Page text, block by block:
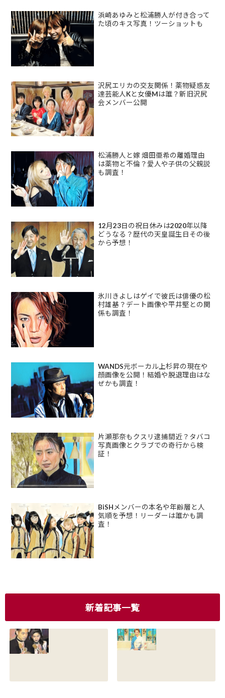
浜崎あゆみと松浦勝人が付き合って
た頃のキス写真！ツーショットも
沢尻エリカの交友関係！薬物疑惑友
達芸能人Kと女優Mは誰？新旧沢尻
会メンバー公開
松浦勝人と嫁 畑田亜希の離婚理由
は薬物と不倫？愛人や子供の父親説
も調査！
12月23日の祝日休みは2020年以降
どうなる？歴代の天皇誕生日その後
から予想！
氷川きよしはゲイで彼氏は俳優の松
村雄基？デート画像や平井堅との関
係も調査！
WANDS元ボーカル上杉昇の現在や
顔画像を公開！結婚や脱退理由はな
ぜかも調査！
片瀬那奈もクスリ逮捕間近？タバコ
写真画像とクラブでの奇行から検
証！
BiSHメンバーの本名や年齢層と人
気順を予想！リーダーは誰かも調
査！
新着記事一覧